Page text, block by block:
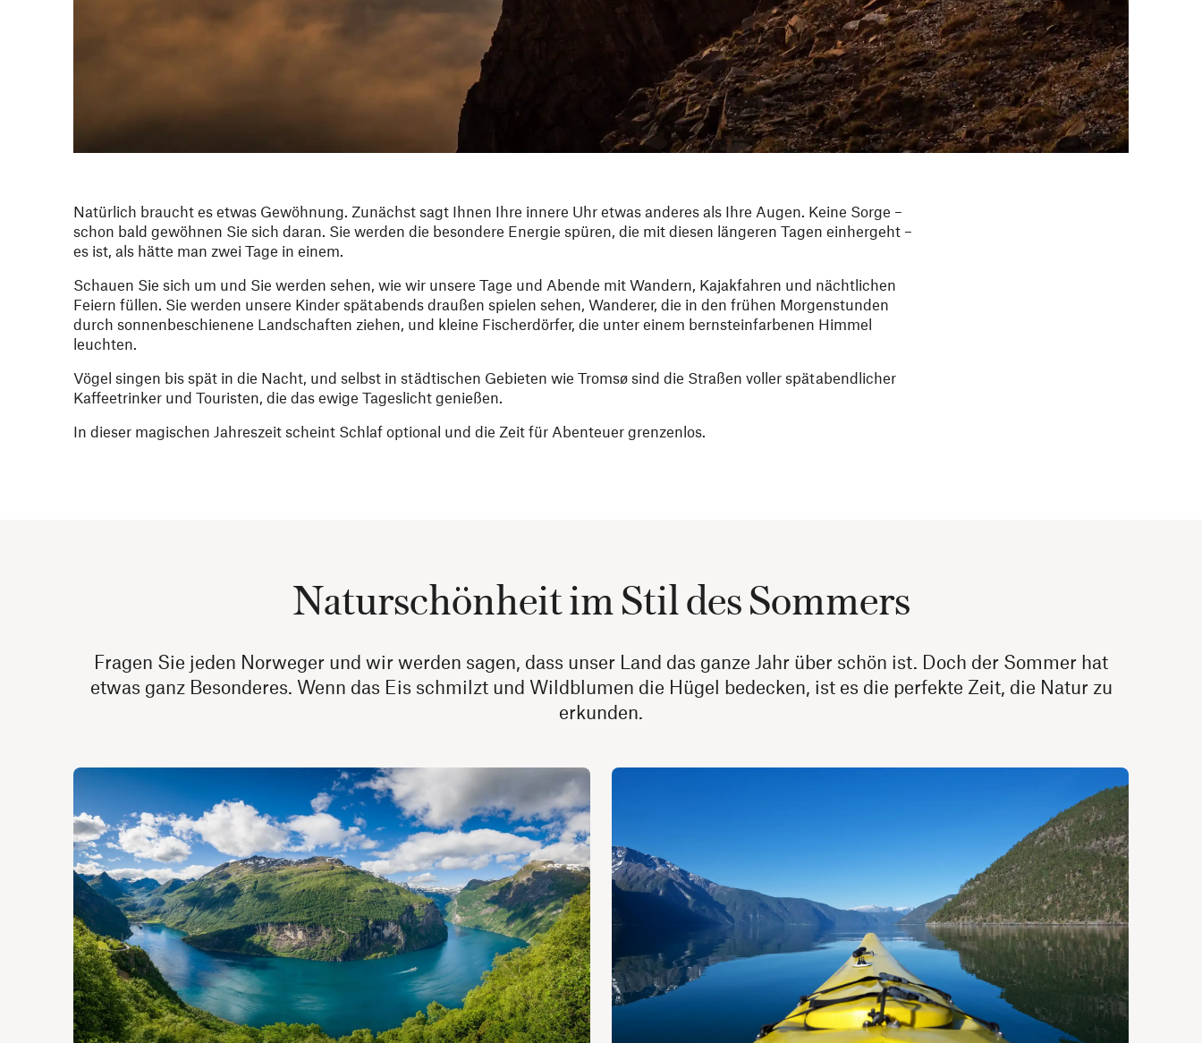
Natürlich braucht es etwas Gewöhnung. Zunächst sagt Ihnen Ihre innere Uhr etwas anderes als Ihre Augen. Keine Sorge –
schon bald gewöhnen Sie sich daran. Sie werden die besondere Energie spüren, die mit diesen längeren Tagen einhergeht –
es ist, als hätte man zwei Tage in einem.
Schauen Sie sich um und Sie werden sehen, wie wir unsere Tage und Abende mit Wandern, Kajakfahren und nächtlichen
Feiern füllen. Sie werden unsere Kinder spätabends draußen spielen sehen, Wanderer, die in den frühen Morgenstunden
durch sonnenbeschienene Landschaften ziehen, und kleine Fischerdörfer, die unter einem bernsteinfarbenen Himmel
leuchten.
Vögel singen bis spät in die Nacht, und selbst in städtischen Gebieten wie Tromsø sind die Straßen voller spätabendlicher
Kaffeetrinker und Touristen, die das ewige Tageslicht genießen.
In dieser magischen Jahreszeit scheint Schlaf optional und die Zeit für Abenteuer grenzenlos.
Naturschönheit im Stil des Sommers
Fragen Sie jeden Norweger und wir werden sagen, dass unser Land das ganze Jahr über schön ist. Doch der Sommer hat
etwas ganz Besonderes. Wenn das Eis schmilzt und Wildblumen die Hügel bedecken, ist es die perfekte Zeit, die Natur zu
erkunden.